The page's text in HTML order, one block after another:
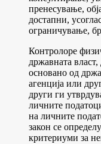
пренесување,
достапни,
ограничување,
Контролоре
државната
основано од
агенција или
други ги
личните
на личните
закон се
критериуми за